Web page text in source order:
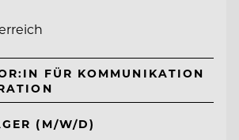
FÜR KOMMUNIKATION
(M/W/D)